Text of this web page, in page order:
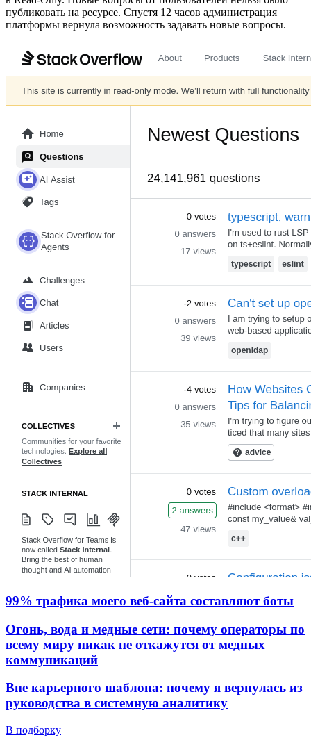
публиковать на ресурсе. Спустя 12 часов администрация
платформы вернула возможность задавать новые вопросы.
99% трафика моего веб‑сайта составляют боты
Огонь, вода и медные сети: почему операторы по
всему миру никак не откажутся от медных
коммуникаций
Вне карьерного шаблона: почему я вернулась из
руководства в системную аналитику
В подборку